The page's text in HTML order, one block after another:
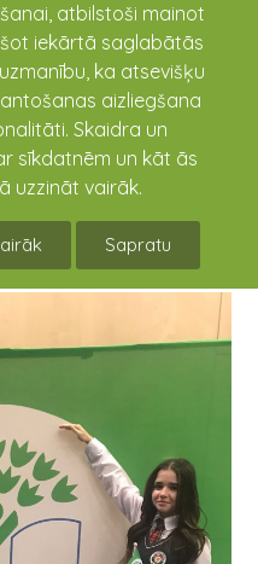
atbilstoši mainot
iekārtā saglabātās
ka atsevišķu
aizliegšana
Skaidra un
sīkdatnēm un kāt ās
uzzināt vairāk.
Sapratu